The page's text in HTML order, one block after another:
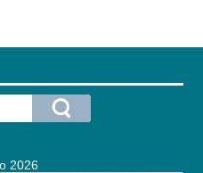
2026